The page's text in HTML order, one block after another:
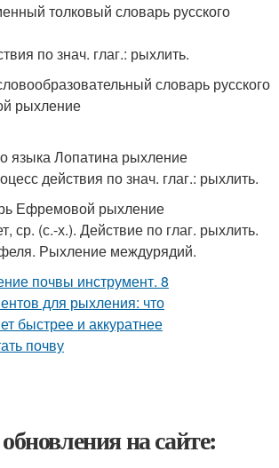
толковый словарь русского
по знач. глаг.: рыхлить.
словарь русского
рыхление
языка Лопатина рыхление
действия по знач. глаг.: рыхлить.
Ефремовой рыхление
ср. (с.-х.). Действие по глаг. рыхлить.
Рыхление междурядий.
на сайте: